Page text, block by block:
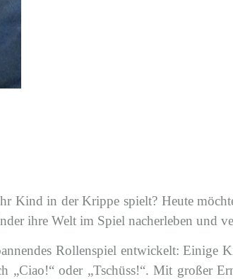
Kind in der Krippe spielt? Heute
ihre Welt im Spiel nacherleben und
Rollenspiel entwickelt: Einige
„Ciao!“ oder „Tschüss!“. Mit großer